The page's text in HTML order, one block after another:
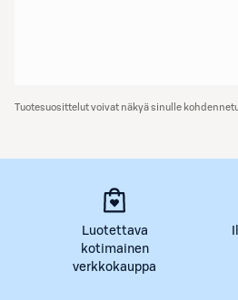
Tuotesuosittelut voivat näkyä sinulle
Luotettava
kotimainen
verkkokauppa